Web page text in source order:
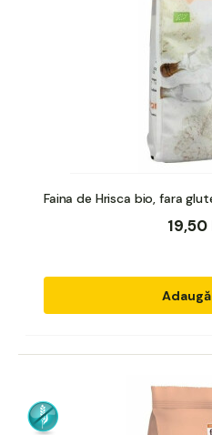
Faina de Hrisca bio, fara
19,50